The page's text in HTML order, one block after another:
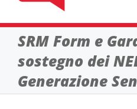
SRM Form e
sostegno dei
Generazione